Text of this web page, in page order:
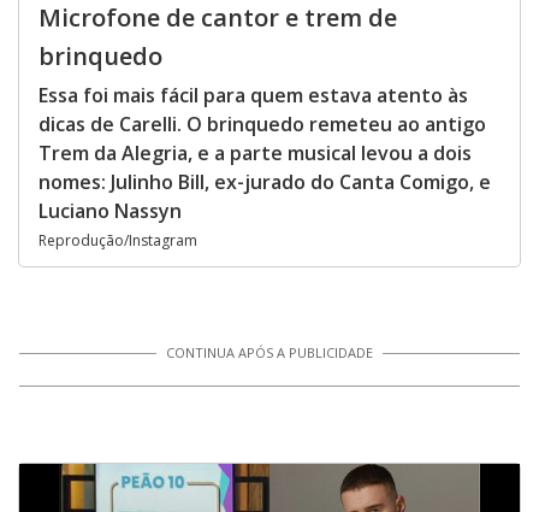
Microfone de cantor e trem de
brinquedo
Essa foi mais fácil para quem estava atento às
dicas de Carelli. O brinquedo remeteu ao antigo
Trem da Alegria, e a parte musical levou a dois
nomes: Julinho Bill, ex-jurado do Canta Comigo, e
Luciano Nassyn
Reprodução/Instagram
CONTINUA APÓS A PUBLICIDADE